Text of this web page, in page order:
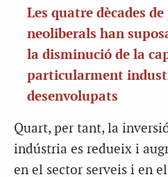
Les quatre dècades
neoliberals han
la disminució de la
particularment
desenvolupats
Quart, per tant, la
indústria es redueix i
en el sector serveis i en